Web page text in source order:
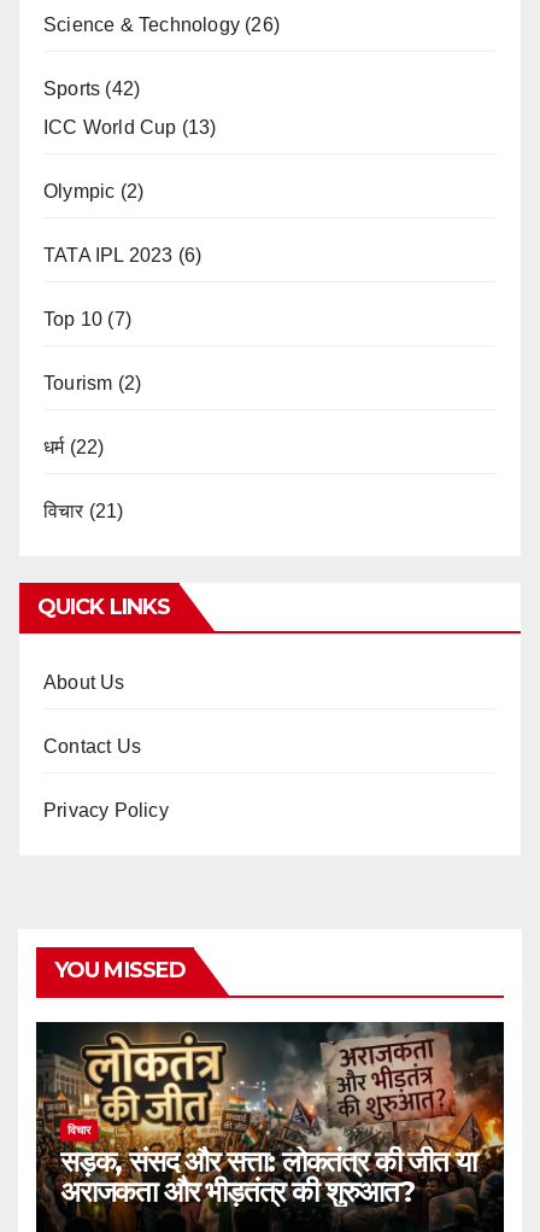
Science & Technology (26)
Sports (42)
ICC World Cup (13)
Olympic (2)
TATA IPL 2023 (6)
Top 10 (7)
Tourism (2)
धर्म(22)
विचार (21)
QUICK LINKS
About Us
Contact Us
Privacy Policy
YOU MISSED
विचार
सड़क, संसद और सत्ता: लोकतंत्र की जीत या
अराजकता और भीड़तंत्र की शुरुआत?